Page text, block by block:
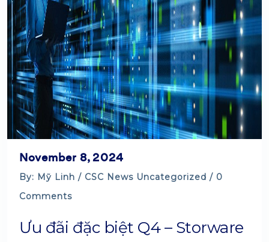
November 8, 2024
By: Mỹ Linh / CSC News Uncategorized / 0
Comments
Ưu đãi đặc biệt Q4 – Storware